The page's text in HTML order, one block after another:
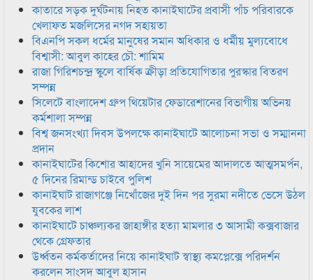
কাতারে সড়ক দুর্ঘটনায় নিহত কানাইঘাটের প্রবাসী পাঁচ পরিবারকে
খেলাফত মজলিসের নগদ সহায়তা
বিএনপি সকল ধর্মের মানুষের সমান অধিকার ও ধর্মীয় মুল্যবোধে
বিশ্বাসী: আবুল কাহের চৌ: শামিম
রাজা গিরিশচন্দ্র স্কুলে বার্ষিক ক্রীড়া প্রতিযোগিতার পুরস্কার বিতরণ
সম্পন্ন
সিলেটে বাংলাদেশ গ্রুপ থিয়েটার ফেডারেশানের বিভাগীয় অভিনয়
কর্মশালা সম্পন্ন
বিশ্ব জনসংখ্যা দিবস উপলক্ষে কানাইঘাটে আলোচনা সভা ও সম্মাননা
প্রদান
কানাইঘাটের কিশোর আহাদের খুনি সায়েমের আদালতে আত্মসমর্পন,
৫ দিনের রিমান্ড চাইবে পুলিশ
কানাইঘাট রাজাগঞ্জে নিখোঁজের দুই দিন পর সুরমা নদীতে ভেসে উঠল
যুবকের লাশ
কানাইঘাটে চাঞ্চল্যকর জাহাঙ্গীর হত্যা মামলার ৩ আসামী কক্সবাজার
থেকে গ্রেফতার
উর্ধ্বতন কর্মকর্তাদের নিয়ে কানাইঘাট স্বাস্থ্য কমপ্লেক্সে পরিদর্শন
করলেন সাংসদ আবুল হাসান